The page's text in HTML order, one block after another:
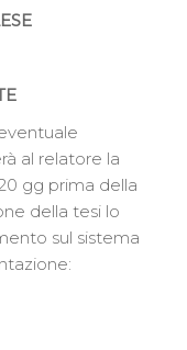
al relatore la
gg prima della
della tesi lo
sul sistema